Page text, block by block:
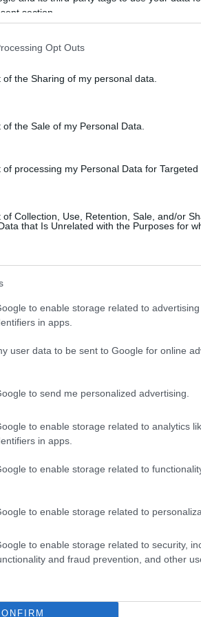
section.
Opt Outs
the Sharing of my personal data.
the Sale of my Personal Data.
processing my Personal Data for Targeted
Collection, Use, Retention, Sale, and/or
that Is Unrelated with the Purposes for
to enable storage related to
in apps.
user data to be sent to Google for online
to send me personalized advertising.
to enable storage related to analytics
in apps.
to enable storage related to
to enable storage related to
to enable storage related to security,
and fraud prevention, and other